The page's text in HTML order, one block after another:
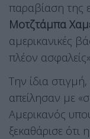
παραβίαση της
Μοτζτάμπα
αμερικανικές
πλέον
Την ίδια στιγμή,
απείλησαν με
Αμερικανός
ξεκαθάρισε ότι